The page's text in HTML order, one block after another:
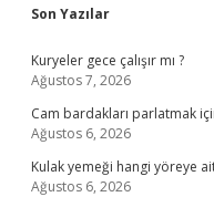
Sidebar
Son Yazılar
Kuryeler gece çalışır mı ?
Ağustos 7, 2026
Cam bardakları parlatmak
Ağustos 6, 2026
Kulak yemeği hangi yöreye
Ağustos 6, 2026